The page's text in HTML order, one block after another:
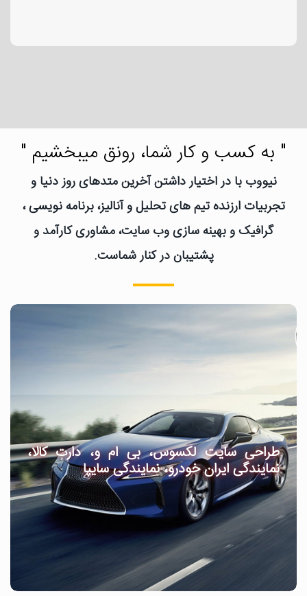
" به کسب و کار شما، رونق میبخشیم "
نیووب با در اختیار داشتن آخرین متدهای روز دنیا و
تجربیات ارزنده تیم های تحلیل و آنالیز، برنامه نویسی ،
گرافیک و بهینه سازی وب سایت، مشاوری کارآمد و
پشتیبان در کنار شماست.
طراحی سایت لکسوس، بی ام و، دارت کالا،
نمایندگی ایران خودرو، نمایندگی سایپا